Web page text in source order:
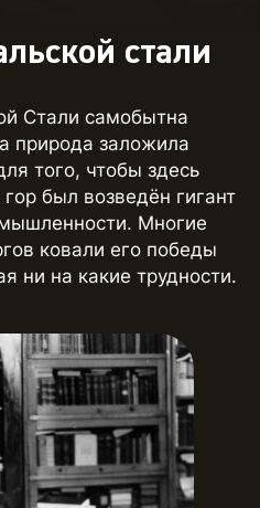
стали
Стали самобытна
природа заложила
того, чтобы здесь
был возведён гигант
Многие
ковали его победы
ни на какие трудности.